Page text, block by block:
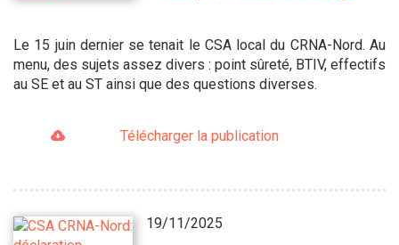
Le 15 juin dernier se tenait le CSA local du CRNA-Nord. Au
menu, des sujets assez divers : point sûreté, BTIV, effectifs
au SE et au ST ainsi que des questions diverses.
Télécharger la publication
19/11/2025